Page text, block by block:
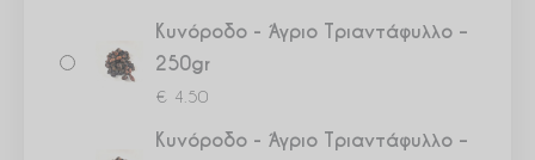
Κυνόροδο - Άγριο Τριαντάφυλλο –
250gr
€ 4.50
Κυνόροδο - Άγριο Τριαντάφυλλο –